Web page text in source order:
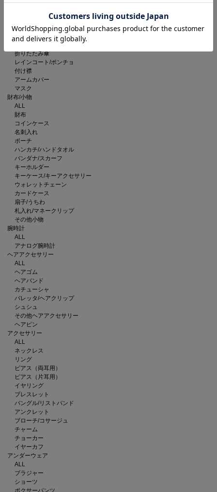
手袋
ネックウォーマー/スヌード
折りたたみ傘
レインコート/ポンチョ
付け襟
アームカバー
マスク
財布/小物
ALL
財布
コインケース
名刺入れ
ポーチ
ハンカチ/ハンドタオル
バンダナ/スカーフ
キーホルダー
キーケース/キーアクセサリー
ウォレットチェーン
カードケース
扇子/うちわ
札入れ/マネークリップ
その他小物
腕時計
ALL
アナログ腕時計
ヘアアクセサリー
ALL
ヘアゴム
ヘアバンド
カチューシャ
バレッタ/ヘアクリップ
シュシュ
その他ヘアアクセサリー
ヘアピン
アクセサリー
ALL
ネックレス
リング
ピアス（両耳用）
ピアス（片耳用）
イヤリング
ブレスレット
バングル/リストバンド
アンクレット
ブローチ/コサージュ
チャーム
チョーカー
イヤーカフ
アンダーウェア
ALL
ブラジャー
ショーツ
ボクサーパンツ